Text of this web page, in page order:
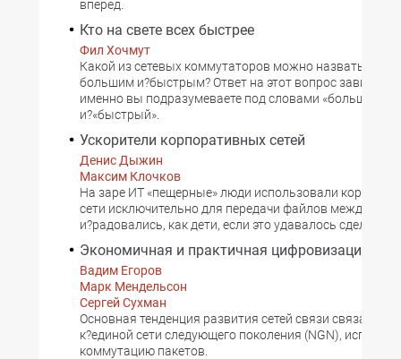
вперед.
Кто на свете всех быстрее
Фил Хочмут
Какой из сетевых коммутаторов можно назвать
большим и?быстрым? Ответ на этот вопрос зависит
именно вы подразумеваете под словами «большой»
и?«быстрый».
Ускорители корпоративных сетей
Денис Дыжин
Максим Клочков
На заре ИТ «пещерные» люди использовали
сети исключительно для передачи файлов между
и?радовались, как дети, если это удавалось сделать.
Экономичная и практичная цифровизация
Вадим Егоров
Марк Мендельсон
Сергей Сухман
Основная тенденция развития сетей связи связана
к?единой сети следующего поколения (NGN),
коммутацию пакетов.